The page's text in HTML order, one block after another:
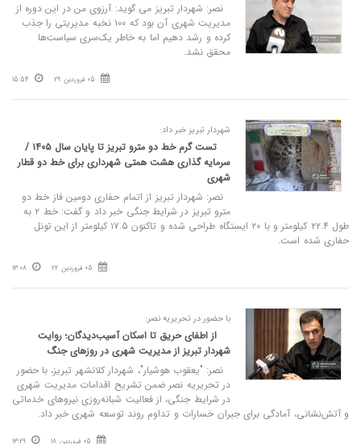
نصر: شهردار تبریز می‌ گوید: آرزوی من در این دوره از
مدیریت شهری آن بود که ۱۰۰ نخبه مدیریتی را جذب
کرده و رشد دهیم اما به خاطر یک‌سری سیاست‌ها
محقق نشد.
05 فروردین 29 15:54
شهردار تبریز خبر داد:
تست گرم خط دو مترو تبریز تا پایان سال ۱۴۰۵ /
سرمایه گذاری هشت همتی شهرداری برای خط دو قطار
شهری
نصر: شهردار تبریز از اتمام حفاری دومین فاز خط دو
مترو تبریز در شرایط جنگی خبر داد و گفت: خط ۲ به
طول ۲۲.۴ کیلومتر و با ۲۰ ایستگاه طراحی شده و تاکنون ۱۷.۵ کیلومتر از این تونل
حفاری شده است.
05 فروردین 22 13:08
با حضور در تحریریه نصر:
از اطفای حریق تا اسکان آسیب‌دیدگان؛ روایت
شهردار تبریز از مدیریت شهری در روزهای جنگ
نصر: "یعقوب هوشیار"، شهردار کلانشهر تبریز، با حضور
در تحریریه نصر ضمن تشریح اقدامات مدیریت شهری
در شرایط جنگی، از فعالیت شبانه‌روزی نیروهای خدماتی
و آتش‌نشانی، آمادگی برای جبران خسارات و تداوم روند توسعه شهری خبر داد.
05 فروردین 18 13:29